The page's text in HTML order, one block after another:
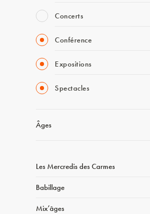
Concerts
Conférence
Expositions
Spectacles
Âges
Les Mercredis des Carmes
Babillage
Mix’âges